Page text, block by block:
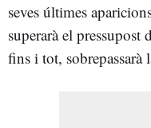
seves últimes
superarà el pressupost
fins i tot, sobrepassarà